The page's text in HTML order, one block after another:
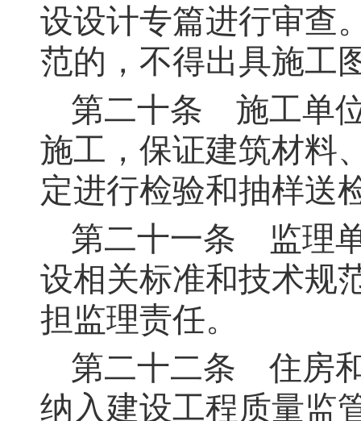
设设计专篇进行审查
范的，不得出具施工
第二十条 施工单
施工，保证建筑材料
定进行检验和抽样送
第二十一条 监理
设相关标准和技术规
担监理责任。
第二十二条 住房
纳入建设工程质量监